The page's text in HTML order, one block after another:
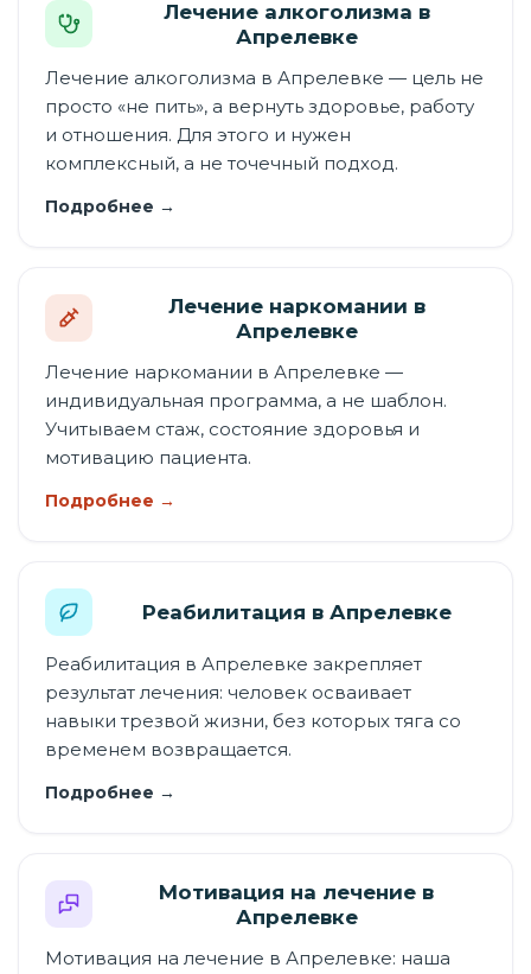
Лечение алкоголизма в
Апрелевке
Лечение алкоголизма в Апрелевке — цель не
просто «не пить», а вернуть здоровье, работу
и отношения. Для этого и нужен
комплексный, а не точечный подход.
Подробнее →
Лечение наркомании в
Апрелевке
Лечение наркомании в Апрелевке —
индивидуальная программа, а не шаблон.
Учитываем стаж, состояние здоровья и
мотивацию пациента.
Подробнее →
Реабилитация в Апрелевке
Реабилитация в Апрелевке закрепляет
результат лечения: человек осваивает
навыки трезвой жизни, без которых тяга со
временем возвращается.
Подробнее →
Мотивация на лечение в
Апрелевке
Мотивация на лечение в Апрелевке: наша